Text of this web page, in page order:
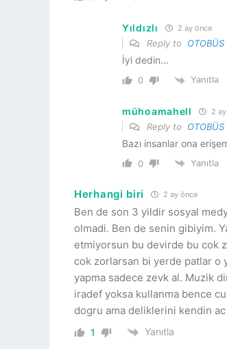
Yıldızlı 2 ay önce
Reply to
İyi dedin…
0 Yanıtla
mühoamahell 2
Reply to
Bazı insanlar ona
0 Yanıtla
Herhangi biri 2 ay önce
Ben de son 3 yildir sosyal
olmadi. Ben de senin gibiyim.
etmiyorsun bu devirde bu cok
cok zorlarsan bi yerde patlar o
yapma sadece zevk al. Muzik
iradef yoksa kullanma bence
dogru ama deliklerini kendin ac
1 Yanıtla